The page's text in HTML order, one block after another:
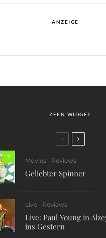
ANZEIGE
ZEEN WIDGET
7
Movies Reviews
Geliebter Spinner
Live Reviews
Live: Paul Young in
ins Gestern